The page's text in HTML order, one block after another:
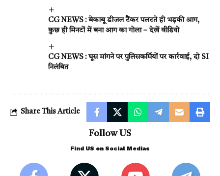
CG NEWS : बेकाबू डीजल टैंकर पलटते ही भड़की आग,
कुछ ही मिनटों में बना आग का गोला – देखें वीडियो
CG NEWS : घूस मांगने पर पुलिसकर्मियों पर कार्रवाई, दो SI
निलंबित
Share This Article
Follow US
Find US on Social Medias